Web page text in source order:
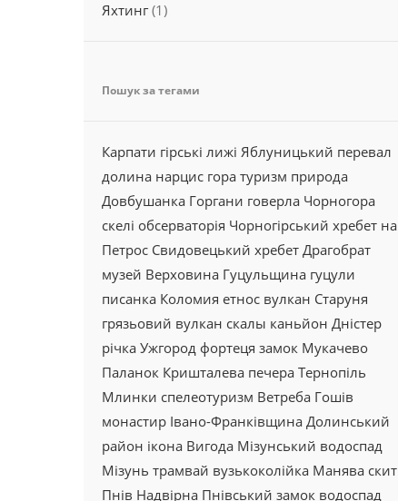
Яхтинг(1)
Пошук за тегами
Карпати гірські лижі Яблуницький перевал
долина нарцис гора туризм природа
Довбушанка Горгани говерла Чорногора
скелі обсерваторія Чорногірський хребет на
Петрос Свидовецький хребет Драгобрат
музей Верховина Гуцульщина гуцули
писанка Коломия етнос вулкан Старуня
грязьовий вулкан скалы каньйон Дністер
річка Ужгород фортеця замок Мукачево
Паланок Кришталева печера Тернопіль
Млинки спелеотуризм Ветреба Гошів
монастир Івано-Франківщина Долинський
район ікона Вигода Мізунський водоспад
Мізунь трамвай вузькоколійка Манява скит
Пнів Надвірна Пнівський замок водоспад